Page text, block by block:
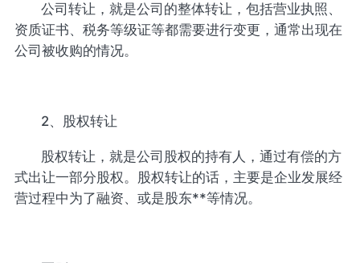
公司转让，就是公司的整体转让，包括营业执照、
资质证书、税务等级证等都需要进行变更，通常出现在
公司被收购的情况。
2、股权转让
股权转让，就是公司股权的持有人，通过有偿的方
式出让一部分股权。股权转让的话，主要是企业发展经
营过程中为了融资、或是股东**等情况。